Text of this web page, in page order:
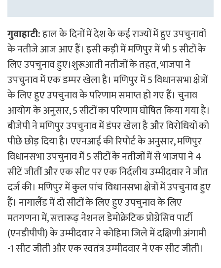
गुवाहाटी:हाल के दिनों में देश के कई राज्यों में हुए उपचुनावों
के नतीजे आज आए हैं। इसी कड़ी में मणिपुर में भी 5 सीटों के
लिए उपचुनाव हुए।शुरूआती नतीजों के तहत, भाजपा ने
उपचुनाव में एक डम्पर खेला है। मणिपुर में 5 विधानसभा क्षेत्रों
के लिए हुए उपचुनाव के परिणाम समाप्त हो गए हैं। चुनाव
आयोग के अनुसार, 5 सीटों का परिणाम घोषित किया गया है।
बीजेपी ने मणिपुर उपचुनाव में डंपर खेला है और विरोधियों को
पीछे छोड़ दिया है। एएनआई की रिपोर्ट के अनुसार, मणिपुर
विधानसभा उपचुनाव में 5 सीटों के नतीजों में से भाजपा ने 4
सीटें जीतीं और एक सीट पर एक निर्दलीय उम्मीदवार ने जीत
दर्ज की। मणिपुर में कुल पांच विधानसभा क्षेत्रों में उपचुनाव हुए
हैं। नागालैंड में दो सीटों के लिए हुए उपचुनाव के लिए
मतगणना में, सत्तारूढ़ नेशनल डेमोक्रेटिक प्रोग्रेसिव पार्टी
(एनडीपीपी) के उम्मीदवार ने कोहिमा जिले में दक्षिणी अंगामी
-1 सीट जीती और एक स्वतंत्र उम्मीदवार ने एक सीट जीती।